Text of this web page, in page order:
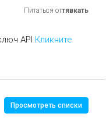
Питаться оттявкать
API Кликните
Просмотреть списки